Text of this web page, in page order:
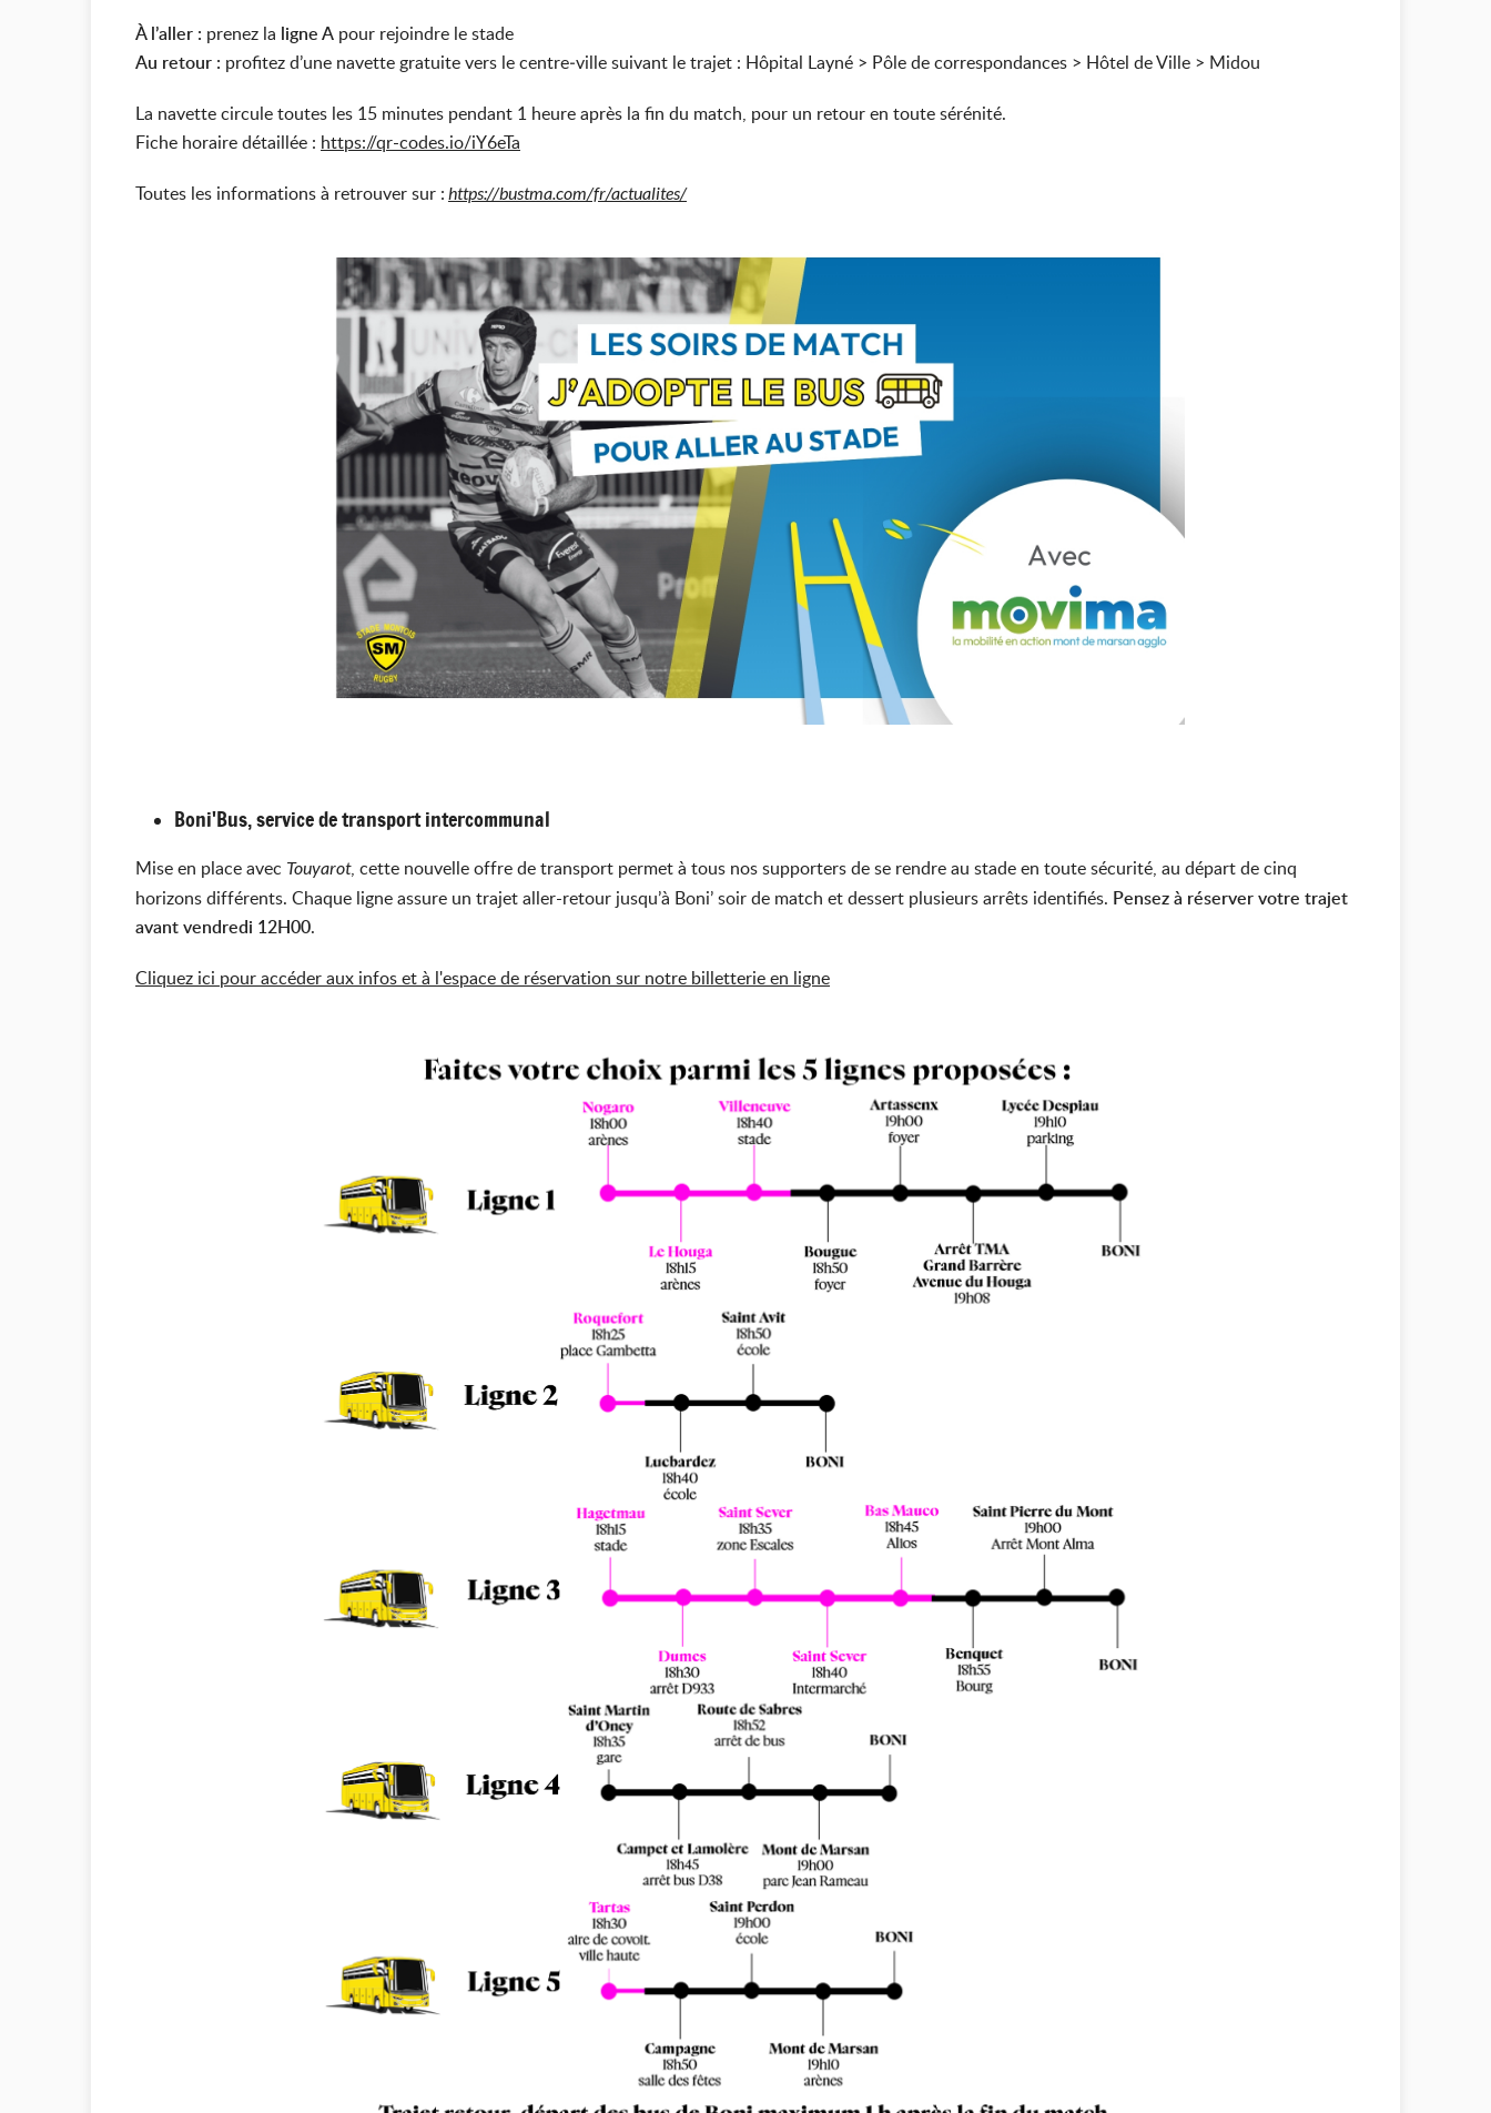
À l’aller : prenez la ligne A pour rejoindre le stade
Au retour : profitez d’une navette gratuite vers le centre‑ville suivant le trajet : Hôpital Layné > Pôle de correspondances > Hôtel de Ville > Midou
La navette circule toutes les 15 minutes pendant 1 heure après la fin du match, pour un retour en toute sérénité.
Fiche horaire détaillée : https://qr-codes.io/iY6eTa
Toutes les informations à retrouver sur : https://bustma.com/fr/actualites/
Boni'Bus, service de transport intercommunal
Mise en place avec Touyarot, cette nouvelle offre de transport permet à tous nos supporters de se rendre au stade en toute sécurité, au départ de cinq
horizons différents. Chaque ligne assure un trajet aller-retour jusqu’à Boni’ soir de match et dessert plusieurs arrêts identifiés. Pensez à réserver votre trajet
avant vendredi 12H00.
Cliquez ici pour accéder aux infos et à l'espace de réservation sur notre billetterie en ligne